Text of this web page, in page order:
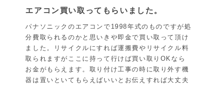
エアコン買い取ってもらいました。
パナソニックのエアコンで1998年式のものですが処
分費取られるのかと思いきや即金で買い取って頂け
ました。リサイクルにすれば運搬費やリサイクル料
取られますがここに持って行けば買い取りOKなら
お金がもらえます。取り付け工事の時に取り外す機
器は置いといてもらえばいいとお伝えすれば大丈夫